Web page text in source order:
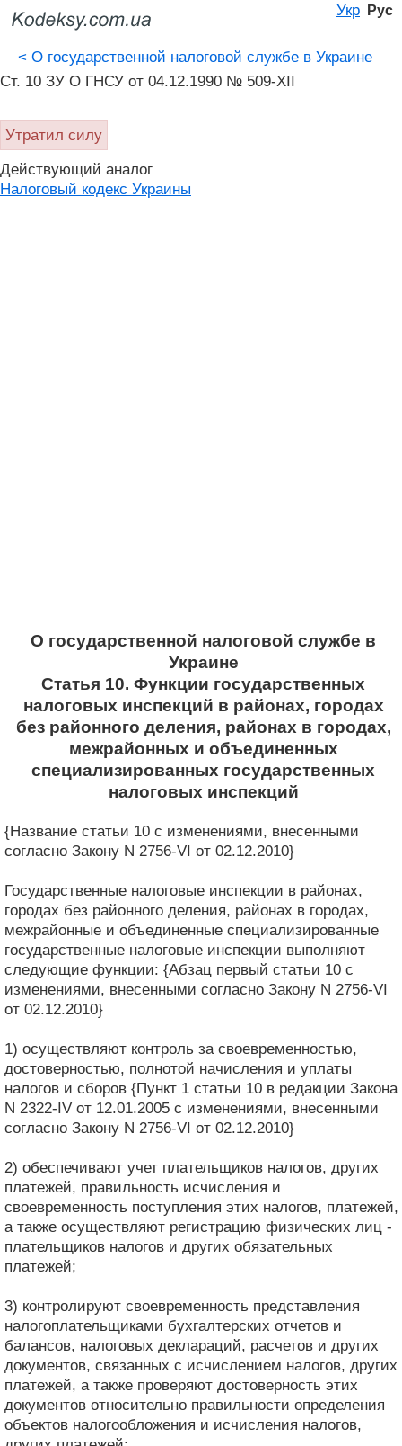
Укр Рус
< О государственной налоговой службе в Украине
Ст. 10 ЗУ О ГНСУ от 04.12.1990 № 509-XII
Утратил силу
Действующий аналог
Налоговый кодекс Украины
О государственной налоговой службе в
Украине
Статья 10. Функции государственных
налоговых инспекций в районах, городах
без районного деления, районах в городах,
межрайонных и объединенных
специализированных государственных
налоговых инспекций
{Название статьи 10 с изменениями, внесенными
согласно Закону N 2756-VI от 02.12.2010}
Государственные налоговые инспекции в районах,
городах без районного деления, районах в городах,
межрайонные и объединенные специализированные
государственные налоговые инспекции выполняют
следующие функции: {Абзац первый статьи 10 с
изменениями, внесенными согласно Закону N 2756-VI
от 02.12.2010}
1) осуществляют контроль за своевременностью,
достоверностью, полнотой начисления и уплаты
налогов и сборов {Пункт 1 статьи 10 в редакции Закона
N 2322-IV от 12.01.2005 с изменениями, внесенными
согласно Закону N 2756-VI от 02.12.2010}
2) обеспечивают учет плательщиков налогов, других
платежей, правильность исчисления и
своевременность поступления этих налогов, платежей,
а также осуществляют регистрацию физических лиц -
плательщиков налогов и других обязательных
платежей;
3) контролируют своевременность представления
налогоплательщиками бухгалтерских отчетов и
балансов, налоговых деклараций, расчетов и других
документов, связанных с исчислением налогов, других
платежей, а также проверяют достоверность этих
документов относительно правильности определения
объектов налогообложения и исчисления налогов,